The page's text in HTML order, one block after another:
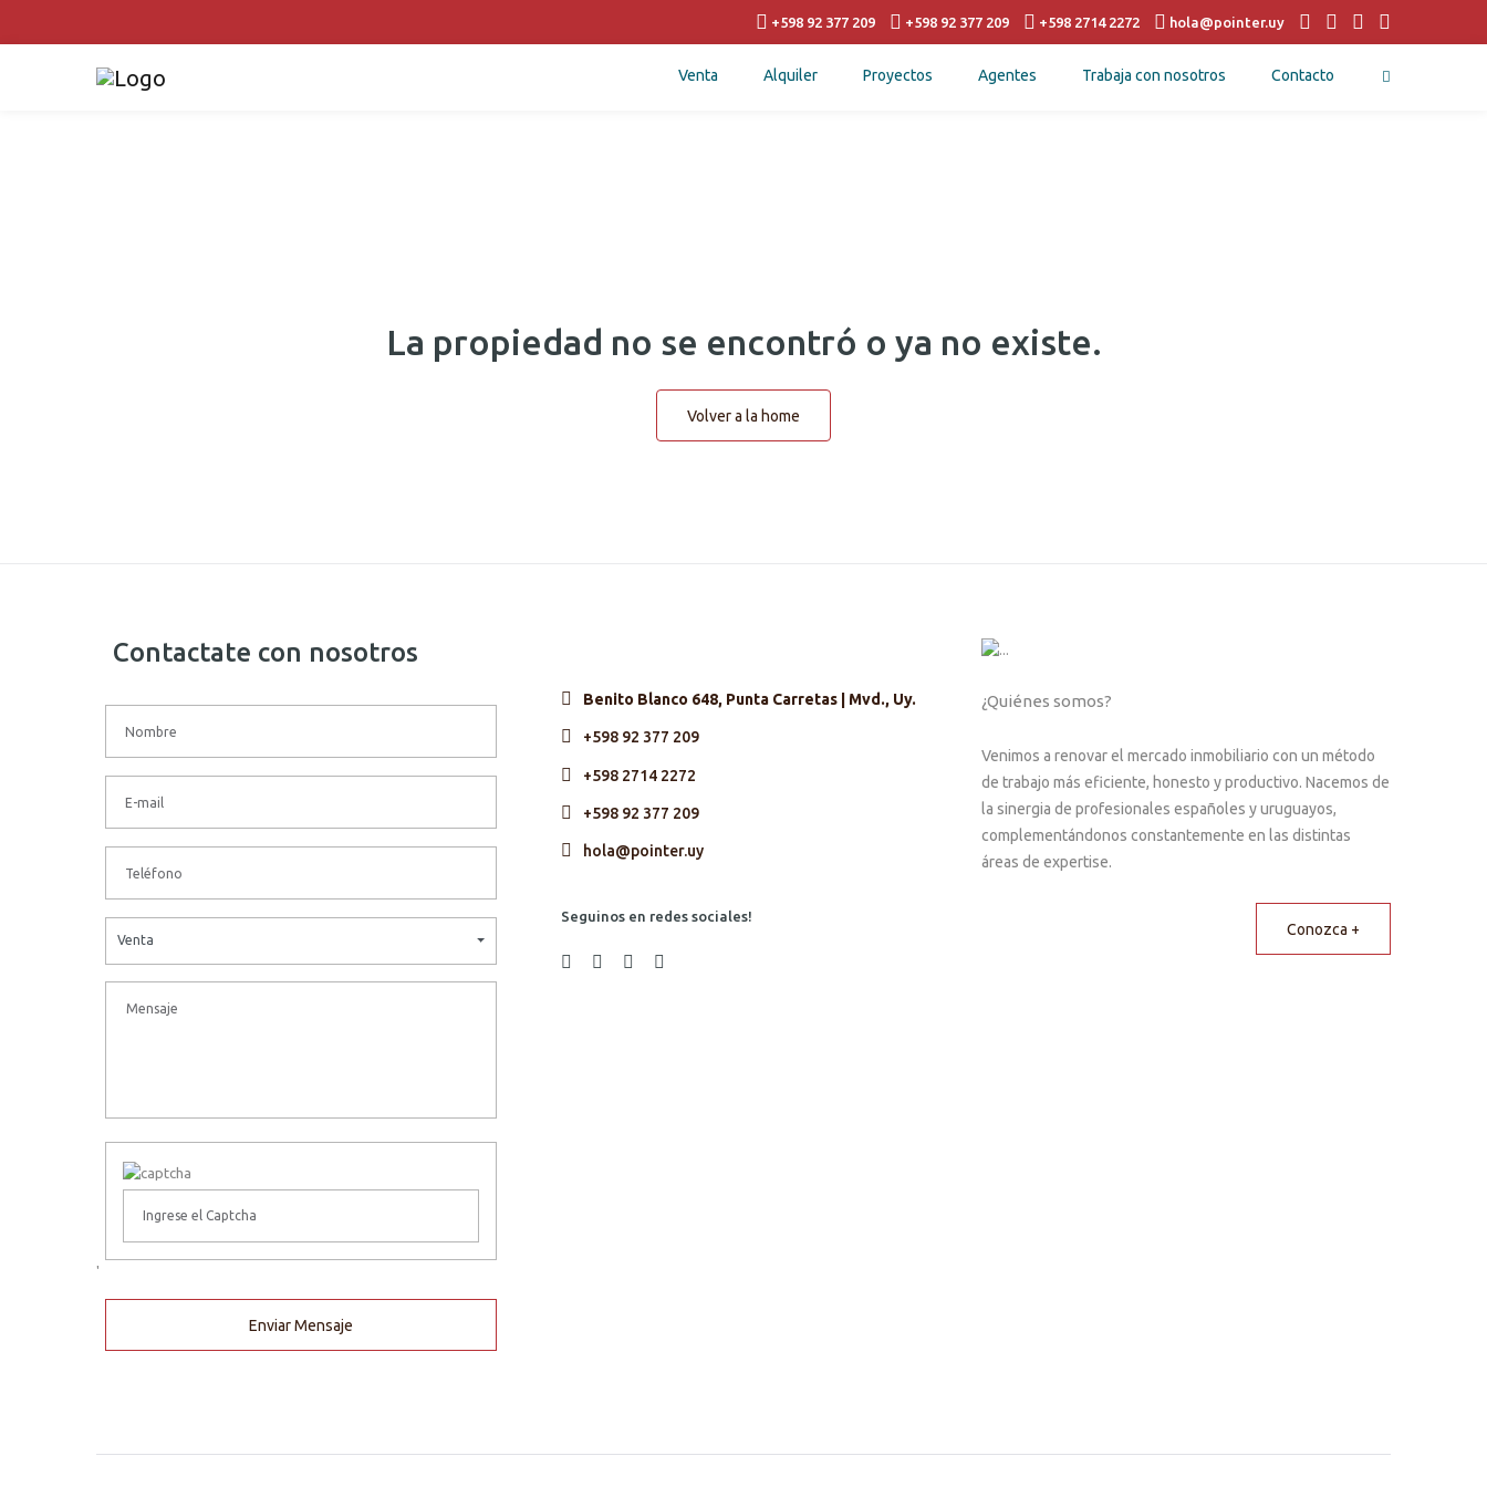
+598 92 377 209 +598 92 377 209 +598 2714 2272 hola@pointer.uy
Venta Alquiler Proyectos Agentes Trabaja con nosotros Contacto
La propiedad no se encontró o ya no existe.
Volver a la home
Contactate con nosotros
Venta
'
Enviar Mensaje
Benito Blanco 648, Punta Carretas | Mvd., Uy.
+598 92 377 209
+598 2714 2272
+598 92 377 209
hola@pointer.uy
Seguinos en redes sociales!
¿Quiénes somos?
Venimos a renovar el mercado inmobiliario con un método
de trabajo más eficiente, honesto y productivo. Nacemos de
la sinergia de profesionales españoles y uruguayos,
complementándonos constantemente en las distintas
áreas de expertise.
Conozca +